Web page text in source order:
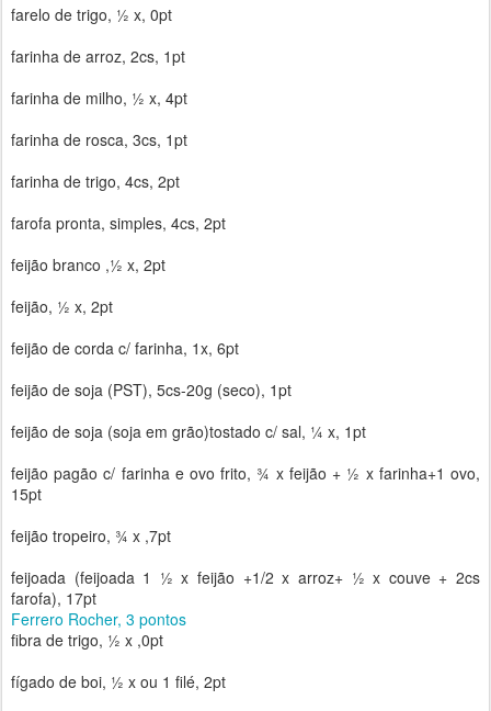
farelo de trigo, ½ x, 0pt
farinha de arroz, 2cs, 1pt
farinha de milho, ½ x, 4pt
farinha de rosca, 3cs, 1pt
farinha de trigo, 4cs, 2pt
farofa pronta, simples, 4cs, 2pt
feijão branco ,½ x, 2pt
feijão, ½ x, 2pt
feijão de corda c/ farinha, 1x, 6pt
feijão de soja (PST), 5cs-20g (seco), 1pt
feijão de soja (soja em grão)tostado c/ sal, ¼ x, 1pt
feijão pagão c/ farinha e ovo frito, ¾ x feijão + ½ x farinha+1 ovo,
15pt
feijão tropeiro, ¾ x ,7pt
feijoada (feijoada 1 ½ x feijão +1/2 x arroz+ ½ x couve + 2cs
farofa), 17pt
Ferrero Rocher, 3 pontos
fibra de trigo, ½ x ,0pt
fígado de boi, ½ x ou 1 filé, 2pt